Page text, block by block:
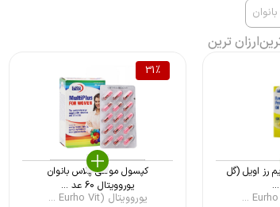
ارزان ترین
رز اویل (گل
31%
کپسول مولتی‌ پلاس بانوان
یوروویتال 60 عد ...
یوروویتال (Eurho Vit ...